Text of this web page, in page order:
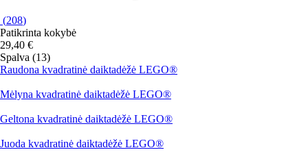
(208)
Patikrinta kokybė
29,40 €
Spalva (13)
Raudona kvadratinė daiktadėžė LEGO®
Mėlyna kvadratinė daiktadėžė LEGO®
Geltona kvadratinė daiktadėžė LEGO®
Juoda kvadratinė daiktadėžė LEGO®